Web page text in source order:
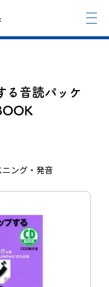
る音読パッケ
ニング・発音